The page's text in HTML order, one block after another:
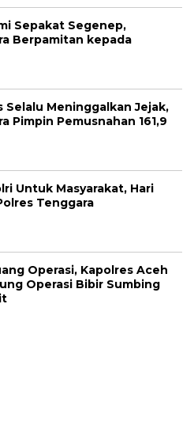
Sepakat Segenep,
Berpamitan kepada
Selalu Meninggalkan Jejak,
Pimpin Pemusnahan 161,9
Untuk Masyarakat, Hari
Tenggara
Operasi, Kapolres Aceh
Operasi Bibir Sumbing